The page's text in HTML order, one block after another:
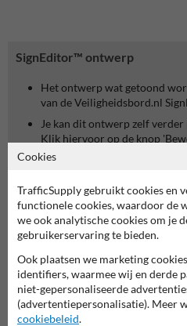
SignEditor™ ontwerp
Het ontwerp wat getoond
van de Veiligheidsbord.nl
Je kan dit ontwerp zelf
Klik hiervoor op de knop
7061reviews
Cookies
TrafficSupply gebruikt cookies en
functionele cookies, waardoor de
we ook analytische cookies om je
gebruikerservaring te bieden.
Ook plaatsen we marketing
identifiers, waarmee wij en derde
niet-gepersonaliseerde
(advertentiepersonalisatie). Meer
cookiebeleid.